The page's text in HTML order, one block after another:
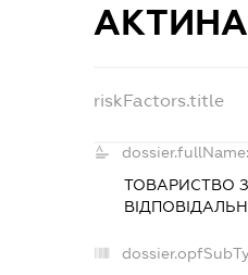
АКТИНА
riskFactors.title
dossier.fullName:
ТОВАРИСТВО